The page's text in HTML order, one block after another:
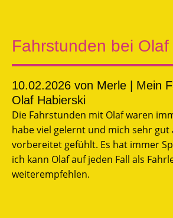
Fahrstunden bei Olaf
10.02.2026 von Merle | Mein
Olaf Habierski
Die Fahrstunden mit Olaf waren
habe viel gelernt und mich sehr gut
vorbereitet gefühlt. Es hat immer
ich kann Olaf auf jeden Fall als
weiterempfehlen.